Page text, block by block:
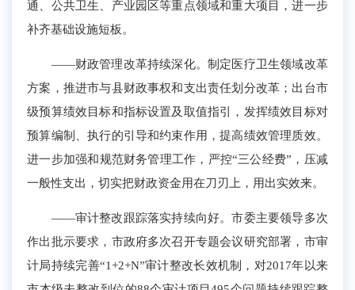
通、公共卫生、产业园区等重点领域和重大项目，进一步
补齐基础设施短板 。
——财政管理改革持续深化。制定医疗卫生领域改革
方案，推进市与县财政事权和支出责任划分改革；出台市
级预算绩效目标和指标设置及取值指引，发挥绩效目标对
预算编制、执行的引导和约束作用，提高绩效管理质效。
进一步加强和规范财务管理工作 ，严控“三公经费”，压减
一般性支出，切实把财政资金用在刀刃上，用出实效来。
——审计整改跟踪落实持续向好。市委主要领导多次
作出批示要求，市政府多次召开专题会议研究部署，市审
计局持续完善“1+2+N”审计整改长效机制， 对2017年以来